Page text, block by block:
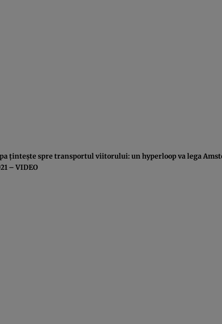
ţinteşte spre transportul viitorului: un hyperloop va lega
– VIDEO